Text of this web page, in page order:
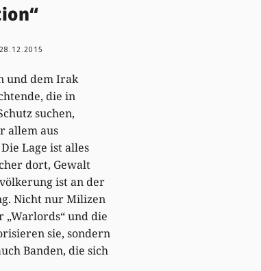
28.12.2015
und dem Irak
die in
suchen,
allem aus
Lage ist alles
dort, Gewalt
ist an der
Nicht nur Milizen
und die
sie, sondern
Banden, die sich